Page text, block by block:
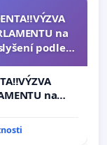
na
podle §
ústavní
republiky
na
podle §
k návrhu
ústavní